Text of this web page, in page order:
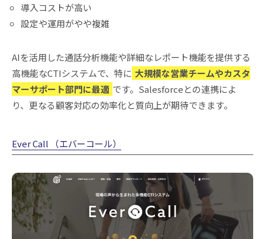
導入コストが高い
設定や運用がやや複雑
AIを活用した通話分析機能や詳細なレポート機能を提供する
高機能なCTIシステムで、特に 大規模な営業チームやカスタ
マーサポート部門に最適 です。Salesforceとの連携によ
り、更なる顧客対応の効率化と質向上が期待できます。
Ever Call （エバーコール）